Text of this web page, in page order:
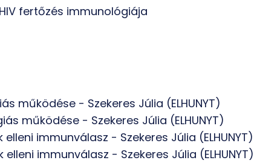
fertőzés immunológiája
működése - Szekeres Júlia (ELHUNYT)
működése - Szekeres Júlia (ELHUNYT)
immunválasz - Szekeres Júlia (ELHUNYT)
immunválasz - Szekeres Júlia (ELHUNYT)